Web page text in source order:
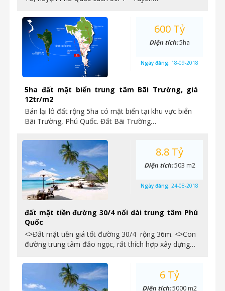
5ha đất mặt biển trung tâm Bãi Trường, giá
12tr/m2
Bán lại lô đất rộng 5ha có mặt biển tại khu vực biển
Bãi Trường, Phú Quốc. Đất Bãi Trường…
600 Tỷ
Diện tích:5ha
Ngày đăng: 18-09-2018
đất mặt tiền đường 30/4 nối dài trung tâm Phú
Quốc
<>Đất mặt tiền giá tốt đường 30/4 rộng 36m. <>Con
đường trung tâm đảo ngọc, rất thích hợp xây dựng…
8.8 Tỷ
Diện tích:503 m2
Ngày đăng: 24-08-2018
6 Tỷ
Diện tích:5000 m2